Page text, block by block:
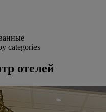
categories
отелей